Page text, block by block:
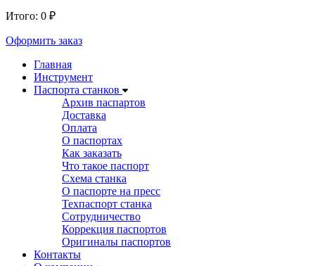
Итого: 0 ₽
Оформить заказ
Главная
Инструмент
Паспорта станков
Архив паспартов
Доставка
Оплата
О паспортах
Как заказать
Что такое паспорт
Схема станка
О паспорте на пресс
Техпаспорт станка
Сотрудничество
Коррекция паспортов
Оригиналы паспортов
Контакты